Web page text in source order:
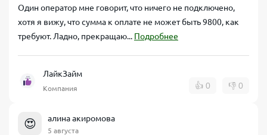
Один оператор мне говорит, что ничего не подключено,
хотя я вижу, что сумма к оплате не может быть 9800, как
требуют. Ладно, прекращаю... Подробнее
ЛайкЗайм
Компания 👍 0 👎 0
😍 алина акиромова
5 августа